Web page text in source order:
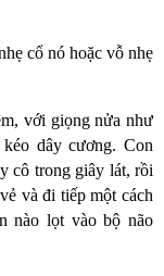
cổ nó hoặc vỗ nhẹ
với giọng nửa như
dây cương. Con
cô trong giây lát, rồi
và đi tiếp một cách
nào lọt vào bộ não